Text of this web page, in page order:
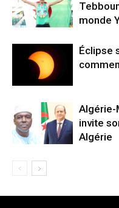
monde
Éclipse
Algérie-
invite
Algérie